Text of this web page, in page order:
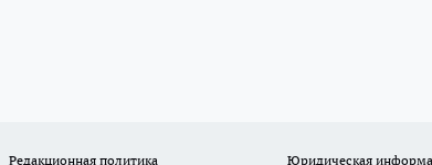
Редакционная политика
Юридическая